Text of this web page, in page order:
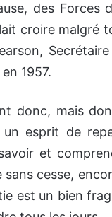
des Forces
croire malgré
1957.
donc, mais
un esprit de
et
sans cesse,
est un bien